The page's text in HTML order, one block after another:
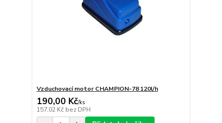
Vzduchovací motor CHAMPION-78 120l/h
190,00 Kč/ks
157,02 Kč bez DPH